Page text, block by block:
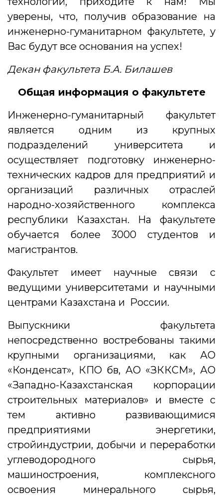
уверены, что, получив образование на
инженерно-гуманитарном факультете, у
Вас будут все основания на успех!
Декан факультета Б.А. Билашев
Общая информация о факультете
Инженерно-гуманитарный факультет
является одним из крупных
подразделений университета и
осуществляет подготовку инженерно-
технических кадров для предприятий и
организаций различных отраслей
народно-хозяйственного комплекса
республики Казахстан. На факультете
обучается более 3000 студентов и
магистрантов.
Факультет имеет научные связи с
ведущими университетами и научными
центрами Казахстана и России.
Выпускники факультета
непосредственно востребованы такими
крупными организациями, как АО
«Конденсат», КПО бв, АО «ЗККСМ», АО
«Западно-Казахстанская корпорации
строительных материалов» и вместе с
тем активно развивающимися
предприятиями энергетики,
стройиндустрии, добычи и переработки
углеводородного сырья,
машиностроения, комплексного
освоения минерального сырья,